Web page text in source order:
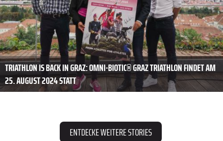
TRIATHLON IS BACK IN GRAZ: OMNI-BIOTIC® GRAZ TRIATHLON FINDET AM
25. AUGUST 2024 STATT
ENTDECKE WEITERE STORIES